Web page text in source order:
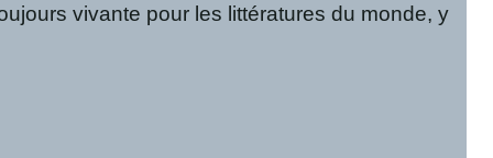
vivante pour les littératures du monde, y